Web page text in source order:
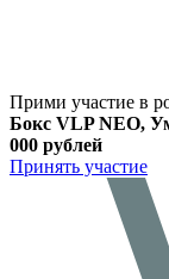
Прими участие в
Бокс VLP NEO,
000 рублей
Принять участие